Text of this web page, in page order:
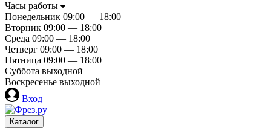
Часы работы
Понедельник 09:00 — 18:00
Вторник 09:00 — 18:00
Среда 09:00 — 18:00
Четверг 09:00 — 18:00
Пятница 09:00 — 18:00
Суббота выходной
Воскресенье выходной
Вход
Каталог